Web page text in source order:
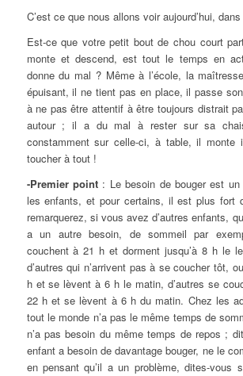
C’est ce que nous allons voir aujourd’hui,
Est-ce que votre petit bout de chou court
monte et descend, est tout le temps en
donne du mal ? Même à l’école, la
épuisant, il ne tient pas en place, il passe
à ne pas être attentif à être toujours distrait
autour ; il a du mal à rester sur sa
constamment sur celle-ci, à table, il monte
toucher à tout !
-Premier point : Le besoin de bouger est
les enfants, et pour certains, il est plus fort
remarquerez, si vous avez d’autres enfants,
a un autre besoin, de sommeil par
couchent à 21 h et dorment jusqu’à 8 h le
d’autres qui n’arrivent pas à se coucher tôt,
h et se lèvent à 6 h le matin, d’autres se
22 h et se lèvent à 6 h du matin. Chez les
tout le monde n’a pas le même temps de
n’a pas besoin du même temps de repos ;
enfant a besoin de davantage bouger, ne le
en pensant qu’il a un problème, dites-vous